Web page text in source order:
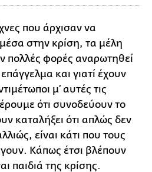
που άρχισαν να
στην κρίση, τα μέλη
πολλές φορές αναρωτηθεί
και γιατί έχουν
μ’ αυτές τις
ότι συνοδεύουν το
καταλήξει ότι απλώς δεν
είναι κάτι που τους
Κάπως έτσι βλέπουν
παιδιά της κρίσης.